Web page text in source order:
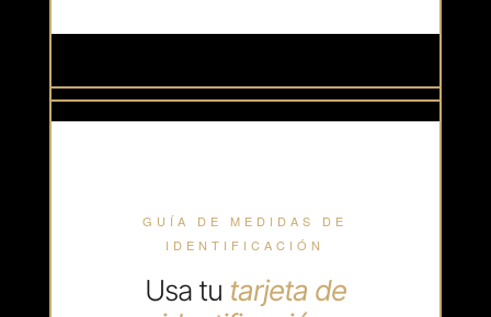
GUÍA DE MEDIDAS DE
IDENTIFICACIÓN
Usa tu tarjeta de